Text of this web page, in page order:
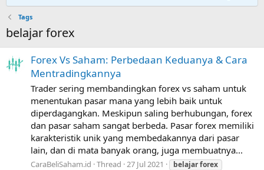
Tags
belajar forex
Forex Vs Saham: Perbedaan Keduanya & Cara
Mentradingkannya
Trader sering membandingkan forex vs saham untuk
menentukan pasar mana yang lebih baik untuk
diperdagangkan. Meskipun saling berhubungan, forex
dan pasar saham sangat berbeda. Pasar forex memiliki
karakteristik unik yang membedakannya dari pasar
lain, dan di mata banyak orang, juga membuatnya...
CaraBeliSaham.id Thread 27 Jul 2021 belajarforex